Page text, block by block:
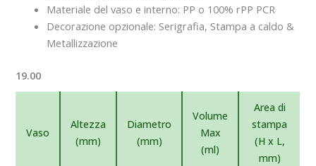
Materiale del vaso e interno: PP o 100% rPP PCR
Decorazione opzionale: Serigrafia, Stampa a caldo &
Metallizzazione
19.00
Vaso
Altezza
(mm)
Diametro
(mm)
Volume
Max
(ml)
Area di
stampa
(H x L,
mm)